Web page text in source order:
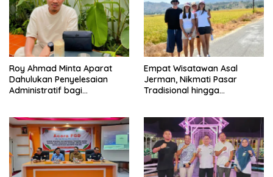
Roy Ahmad Minta Aparat
Dahulukan Penyelesaian
Administratif bagi
Empat Wisatawan Asal
Jerman, Nikmati Pasar
Tradisional hingga